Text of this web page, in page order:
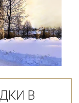
В